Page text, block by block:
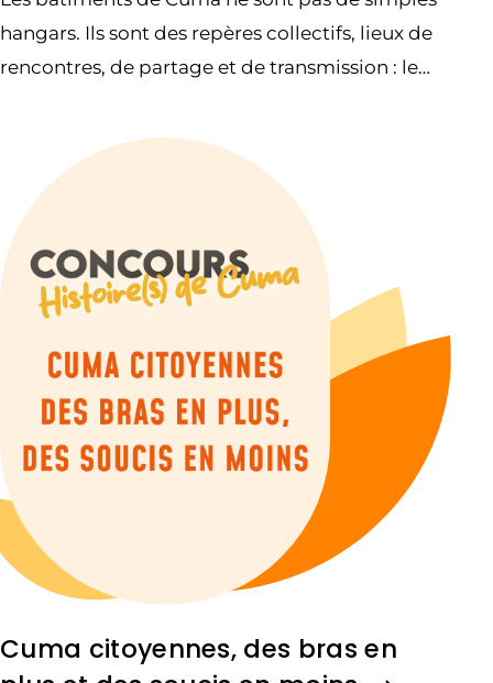
hangars. Ils sont des repères collectifs, lieux de
rencontres, de partage et de transmission : le
Cuma citoyennes, des bras en